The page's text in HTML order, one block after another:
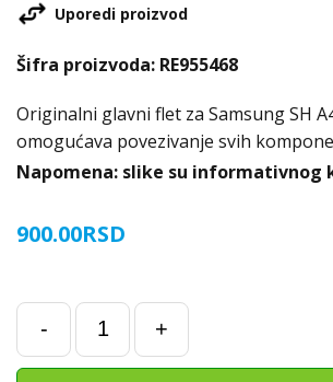
900.00RSD
Originalni glavni flet za Samsung SH
omogućava povezivanje svih
Napomena: slike su informativnog
-
Glavni
Flet
za
+
Uporedi proizvod
Šifra proizvoda: RE955468